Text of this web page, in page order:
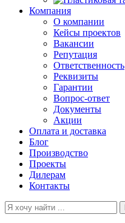
Компания
О компании
Кейсы проектов
Вакансии
Репутация
Ответственность
Реквизиты
Гарантии
Вопрос-ответ
Документы
Акции
Оплата и доставка
Блог
Производство
Проекты
Дилерам
Контакты